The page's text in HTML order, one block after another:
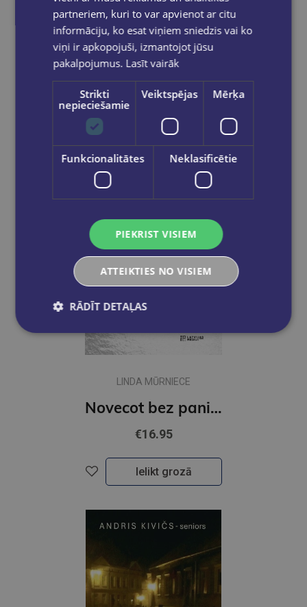
VIESTURS VECGRĀVIS
Romantiskais brīvības bruņinieks. Leons Briedis. Atmiņas grāmata
€22.50
Ielikt grozā
LINDA MŪRNIECE
Novecot bez panikas
€16.95
Ielikt grozā
partneriem, kuri to var apvienot ar citu
informāciju, ko esat viņiem sniedzis vai ko
viņi ir apkopojuši, izmantojot jūsu
pakalpojumus. Lasīt vairāk
Strikti
nepieciešamie
Veiktspējas Mērķa
Funkcionalitātes Neklasificētie
PIEKRIST VISIEM
ATTEIKTIES NO VISIEM
RĀDĪT DETAĻAS